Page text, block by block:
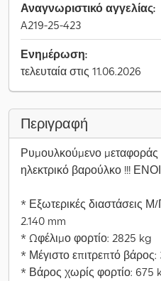
Αναγνωριστικό αγγελίας:
A219-25-423
Ενημέρωση:
τελευταία στις 11.06.2026
Περιγραφή
Ρυμουλκούμενο
ηλεκτρικό βαρούλκο !!!
* Εξωτερικές διαστάσεις
2.140 mm
* Ωφέλιμο φορτίο: 2825 kg
* Μέγιστο επιτρεπτό
* Βάρος χωρίς φορτίο: 675